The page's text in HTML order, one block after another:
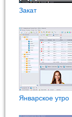
Закат
Январское утро